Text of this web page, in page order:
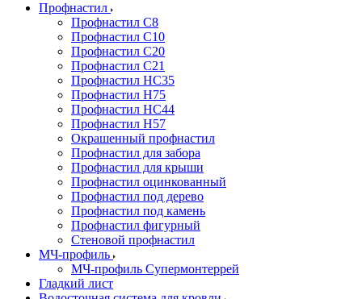
Профнастил
Профнастил С8
Профнастил С10
Профнастил С20
Профнастил С21
Профнастил НС35
Профнастил Н75
Профнастил HC44
Профнастил Н57
Окрашенный профнастил
Профнастил для забора
Профнастил для крыши
Профнастил оцинкованный
Профнастил под дерево
Профнастил под камень
Профнастил фигурный
Стеновой профнастил
МЧ-профиль
МЧ-профиль Супермонтеррей
Гладкий лист